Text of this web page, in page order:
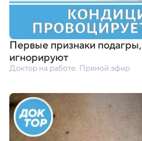
Первые признаки подагры,
игнорируют
Доктор на работе. Прямой эфир